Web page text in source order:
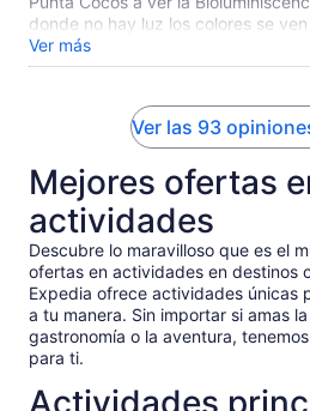
donde no hay luz los colores se
mucho este tour porque es una
vivirse. Además te prestan un
sea un problema. Sin duda volvería
porque el guia es muy profesional
Ver más
Ver las 93
Mejores ofertas
actividades
Descubre lo maravilloso que es el
ofertas en actividades en destinos
Expedia ofrece actividades únicas
a tu manera. Sin importar si amas
gastronomía o la aventura,
para ti.
Actividades